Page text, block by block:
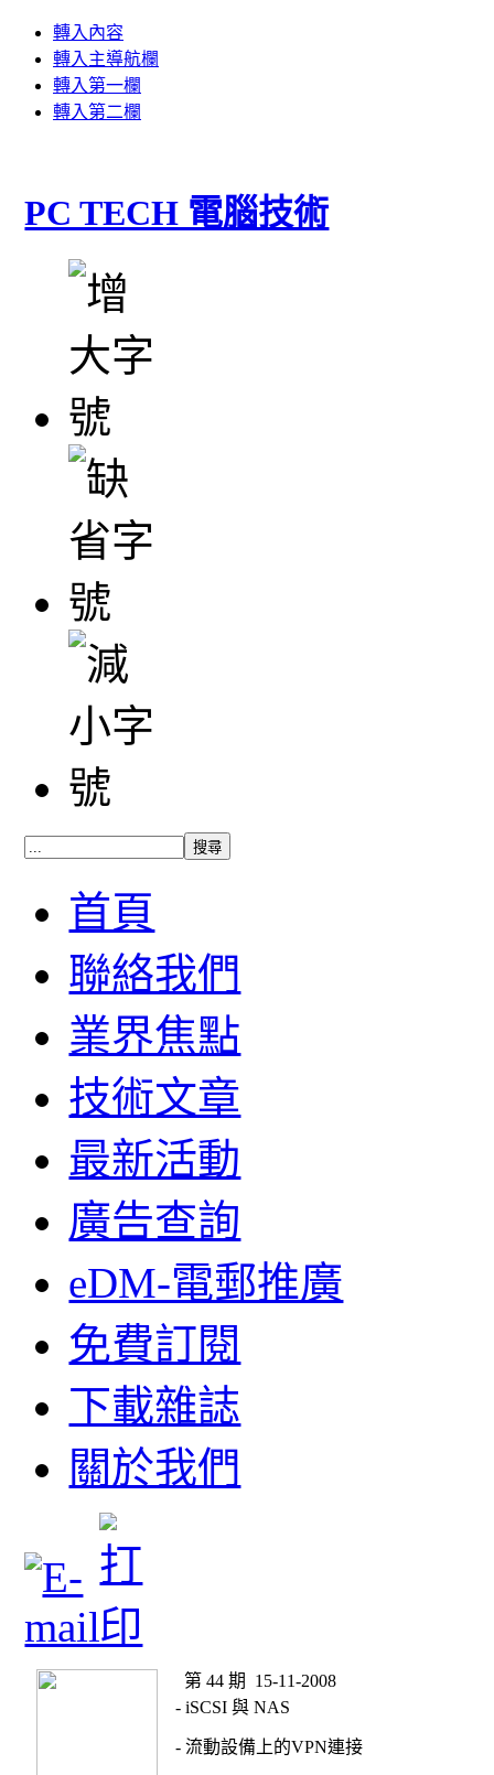
轉入內容
轉入主導航欄
轉入第一欄
轉入第二欄
PC TECH 電腦技術
首頁
聯絡我們
業界焦點
技術文章
最新活動
廣告查詢
eDM-電郵推廣
免費訂閱
下載雜誌
關於我們
第 44 期 15-11-2008
- iSCSI 與 NAS
- 流動設備上的VPN連接